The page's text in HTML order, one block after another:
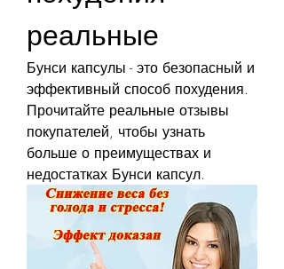
реальные
Бунси капсулы - это безопасный и
эффективный способ похудения.
Прочитайте реальные отзывы
покупателей, чтобы узнать
больше о преимуществах и
недостатках Бунси капсул.